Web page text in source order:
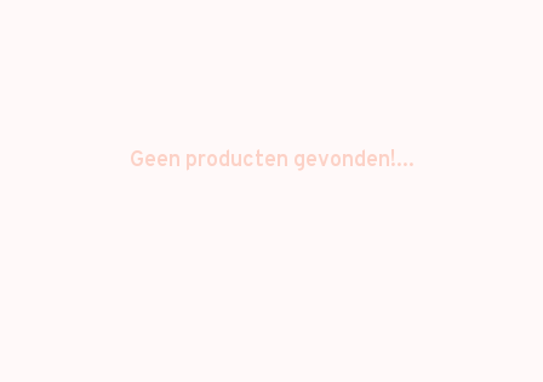
Geen producten gevonden!...